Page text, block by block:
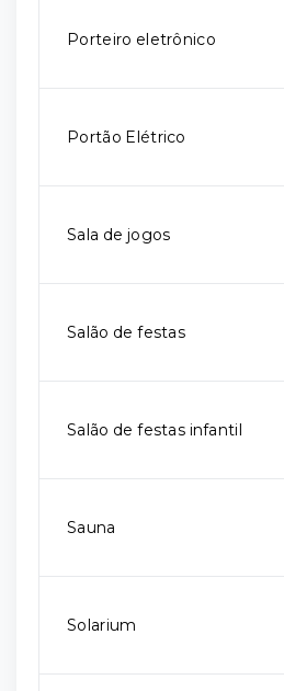
Porteiro eletrônico
Portão Elétrico
Sala de jogos
Salão de festas
Salão de festas infantil
Sauna
Solarium